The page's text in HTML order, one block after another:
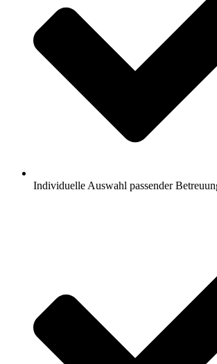
Individuelle Auswahl passender